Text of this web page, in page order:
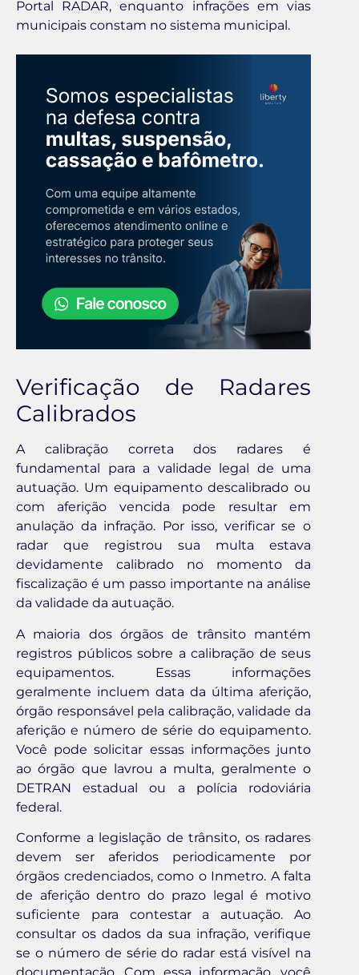
Portal RADAR, enquanto infrações em vias
municipais constam no sistema municipal.
Verificação de Radares
Calibrados
A calibração correta dos radares é
fundamental para a validade legal de uma
autuação. Um equipamento descalibrado ou
com aferição vencida pode resultar em
anulação da infração. Por isso, verificar se o
radar que registrou sua multa estava
devidamente calibrado no momento da
fiscalização é um passo importante na análise
da validade da autuação.
A maioria dos órgãos de trânsito mantém
registros públicos sobre a calibração de seus
equipamentos. Essas informações
geralmente incluem data da última aferição,
órgão responsável pela calibração, validade da
aferição e número de série do equipamento.
Você pode solicitar essas informações junto
ao órgão que lavrou a multa, geralmente o
DETRAN estadual ou a polícia rodoviária
federal.
Conforme a legislação de trânsito, os radares
devem ser aferidos periodicamente por
órgãos credenciados, como o Inmetro. A falta
de aferição dentro do prazo legal é motivo
suficiente para contestar a autuação. Ao
consultar os dados da sua infração, verifique
se o número de série do radar está visível na